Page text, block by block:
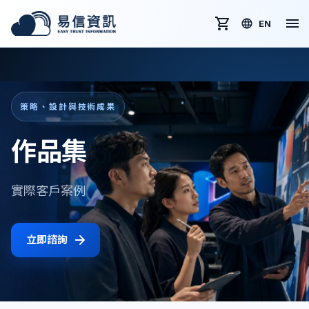
EN
策略、設計與技術成果
作品集
實際客戶案例
立即諮詢